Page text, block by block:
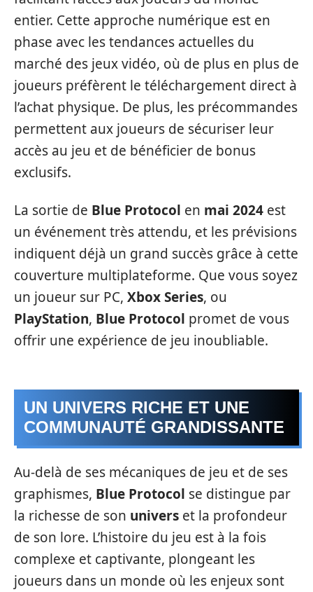
entier. Cette approche numérique est en
phase avec les tendances actuelles du
marché des jeux vidéo, où de plus en plus de
joueurs préfèrent le téléchargement direct à
l’achat physique. De plus, les précommandes
permettent aux joueurs de sécuriser leur
accès au jeu et de bénéficier de bonus
exclusifs.
La sortie de Blue Protocol en mai 2024 est
un événement très attendu, et les prévisions
indiquent déjà un grand succès grâce à cette
couverture multiplateforme. Que vous soyez
un joueur sur PC, Xbox Series, ou
PlayStation, Blue Protocol promet de vous
offrir une expérience de jeu inoubliable.
UN UNIVERS RICHE ET UNE
COMMUNAUTÉ GRANDISSANTE
Au-delà de ses mécaniques de jeu et de ses
graphismes, Blue Protocol se distingue par
la richesse de son univers et la profondeur
de son lore. L’histoire du jeu est à la fois
complexe et captivante, plongeant les
joueurs dans un monde où les enjeux sont